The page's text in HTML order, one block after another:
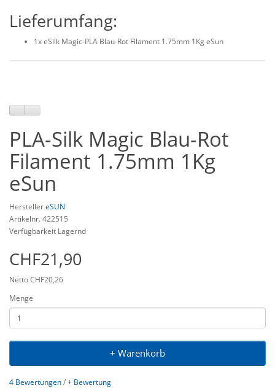
Lieferumfang:
1x eSilk Magic-PLA Blau-Rot Filament 1.75mm 1Kg eSun
PLA-Silk Magic Blau-Rot
Filament 1.75mm 1Kg
eSun
HerstellereSUN
Artikelnr. 422515
Verfügbarkeit Lagernd
CHF21,90
Netto CHF20,26
Menge
+ Warenkorb
4 Bewertungen/+ Bewertung